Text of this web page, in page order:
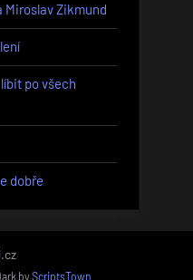
Miroslav Zikmund
po všech
dobře
byScriptsTown